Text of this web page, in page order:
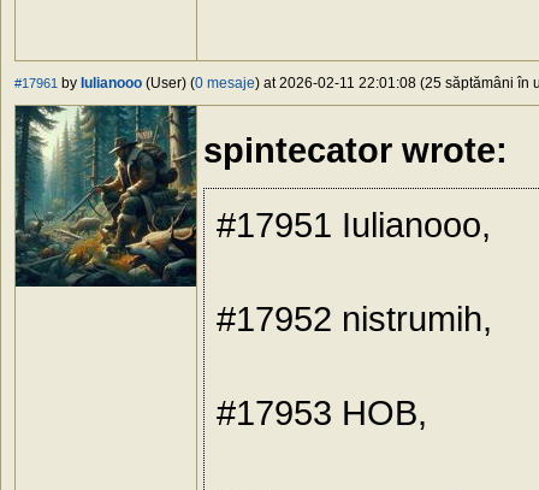
#17961 by Iulianooo (User) (0 mesaje) at 2026-02-11 22:01:08 (25 săptămâni în
spintecator wrote:
#17951 Iulianooo,
#17952 nistrumih,
#17953 HOB,